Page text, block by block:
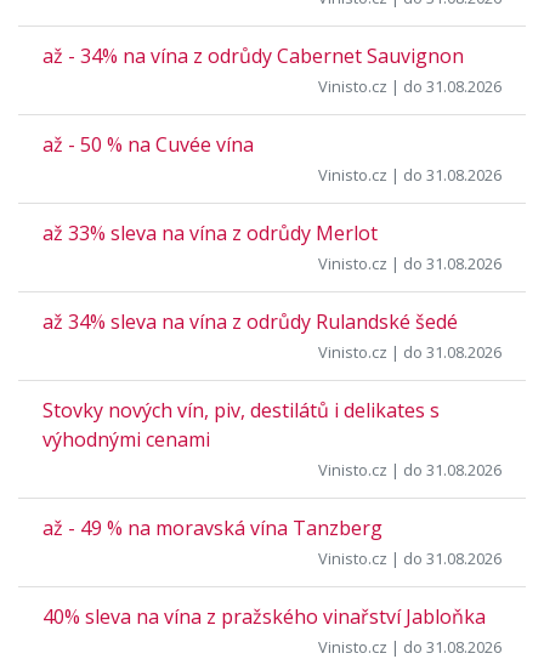
až - 34% na vína z odrůdy Cabernet Sauvignon
Vinisto.cz | do 31.08.2026
až - 50 % na Cuvée vína
Vinisto.cz | do 31.08.2026
až 33% sleva na vína z odrůdy Merlot
Vinisto.cz | do 31.08.2026
až 34% sleva na vína z odrůdy Rulandské šedé
Vinisto.cz | do 31.08.2026
Stovky nových vín, piv, destilátů i delikates s
výhodnými cenami
Vinisto.cz | do 31.08.2026
až - 49 % na moravská vína Tanzberg
Vinisto.cz | do 31.08.2026
40% sleva na vína z pražského vinařství Jabloňka
Vinisto.cz | do 31.08.2026